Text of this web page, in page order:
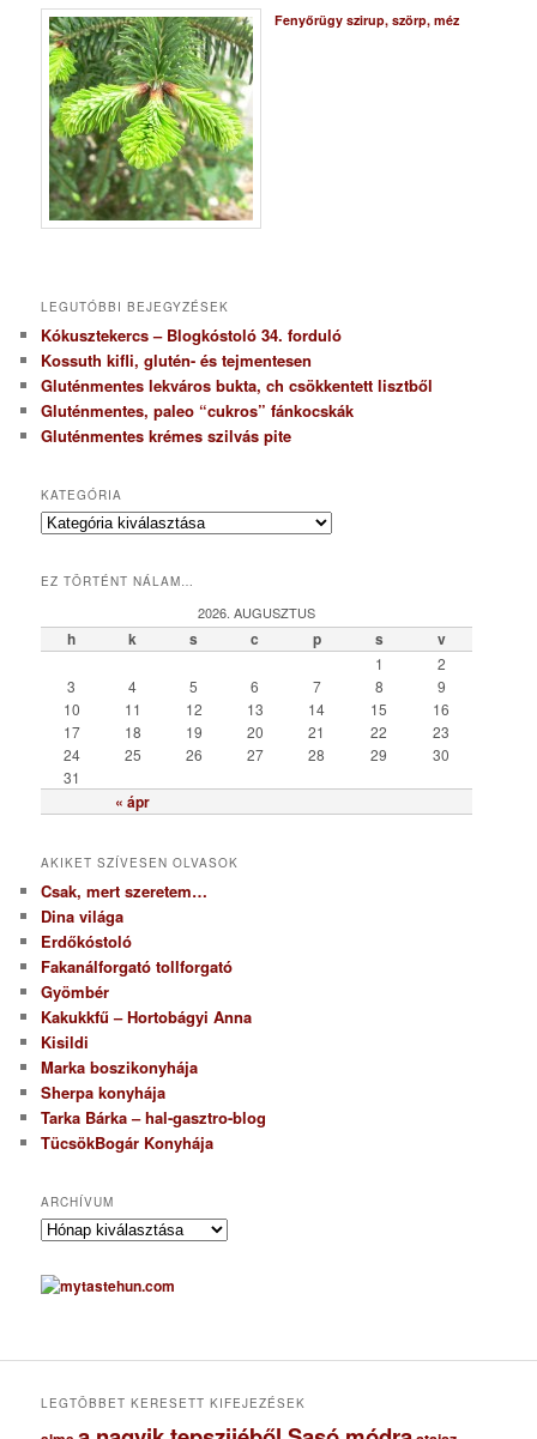
Fenyőrügy szirup, szörp, méz
LEGUTÓBBI BEJEGYZÉSEK
Kókusztekercs – Blogkóstoló 34. forduló
Kossuth kifli, glutén- és tejmentesen
Gluténmentes lekváros bukta, ch csökkentett lisztből
Gluténmentes, paleo “cukros” fánkocskák
Gluténmentes krémes szilvás pite
KATEGÓRIA
K
e
r
EZ TÖRTÉNT NÁLAM…
2026. AUGUSZTUS
h k s c p s v
« ápr
1
2
3
4 5 6 7 8
9
10
11 12 13 14 15
16
17
18 19 20 21 22
23
24
25 26 27 28 29
30
31
AKIKET SZÍVESEN OLVASOK
Csak, mert szeretem…
Dina világa
Erdőkóstoló
Fakanálforgató tollforgató
Gyömbér
Kakukkfű – Hortobágyi Anna
Kisildi
Marka boszikonyhája
Sherpa konyhája
Tarka Bárka – hal-gasztro-blog
TücsökBogár Konyhája
ARCHÍVUM
A
c
h
u
LEGTÖBBET KERESETT KIFEJEZÉSEK